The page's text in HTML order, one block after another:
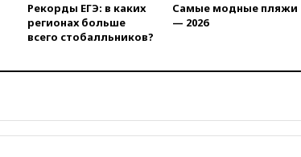
вчера, 20:45Матвиенко:
россиянам могут
Армению
беспилотник над Россией
Рекорды ЕГЭ: в каких
регионах больше
всего стобалльников?
Самые модные пляжи
— 2026